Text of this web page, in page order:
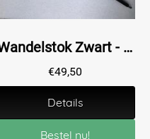
Wandelstok Zwart - Hout en Nikkel - Spiraalvorm
€49,50
Details
Bestel nu!